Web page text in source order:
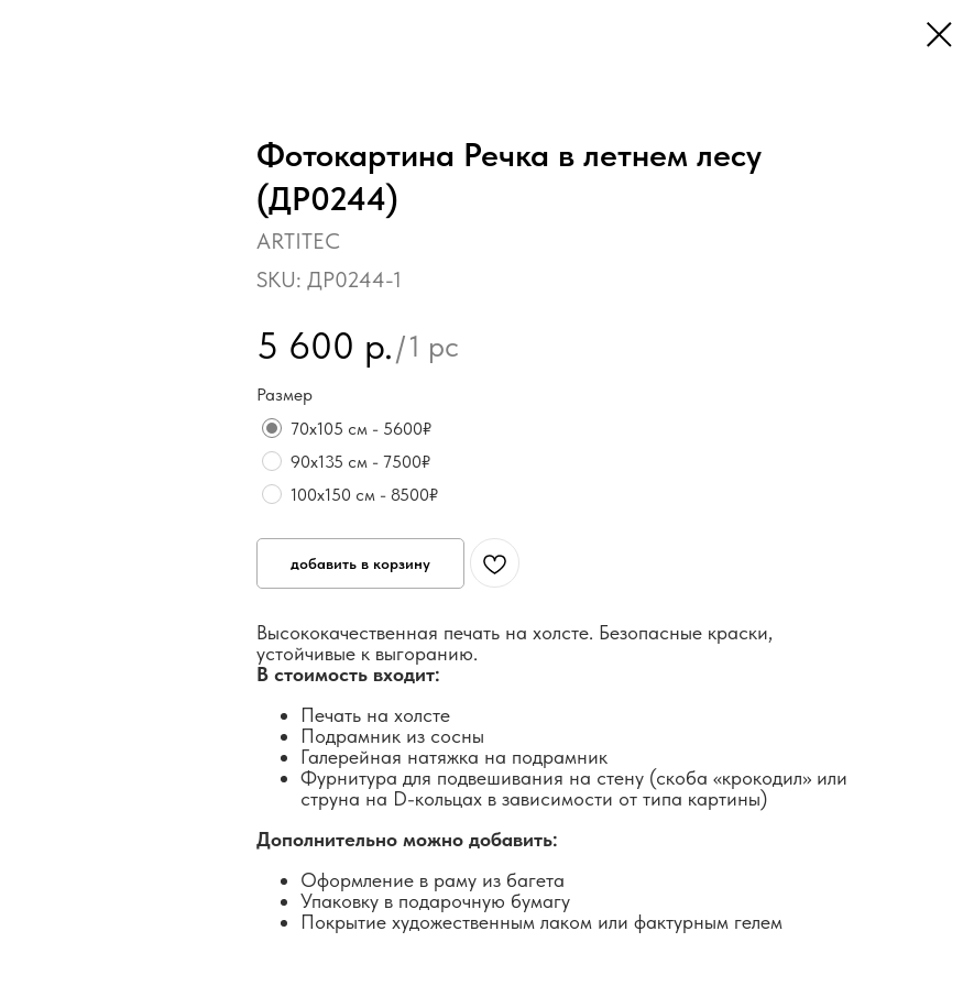
Фотокартина Речка в летнем лесу
(ДР0244)
ARTITEC
SKU: ДР0244-1
5 600 р./1 pc
Размер
70х105 см - 5600₽
90х135 см - 7500₽
100х150 см - 8500₽
добавить в корзину
Высококачественная печать на холсте. Безопасные краски,
устойчивые к выгоранию.
В стоимость входит:
Печать на холсте
Подрамник из сосны
Галерейная натяжка на подрамник
Фурнитура для подвешивания на стену (скоба «крокодил» или
струна на D-кольцах в зависимости от типа картины)
Дополнительно можно добавить:
Оформление в раму из багета
Упаковку в подарочную бумагу
Покрытие художественным лаком или фактурным гелем